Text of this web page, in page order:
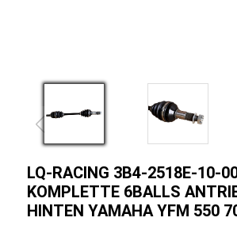
LQ-RACING 3B4-2518E-10-
KOMPLETTE 6BALLS
HINTEN YAMAHA YFM 550